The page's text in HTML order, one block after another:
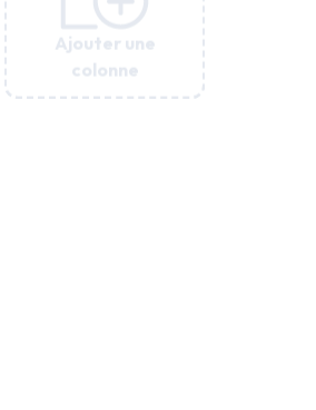
Ajouter une
colonne
Ajouter une
colonne
Ajouter une
colonne
Ajouter une
colonne
Ajouter une
colonne